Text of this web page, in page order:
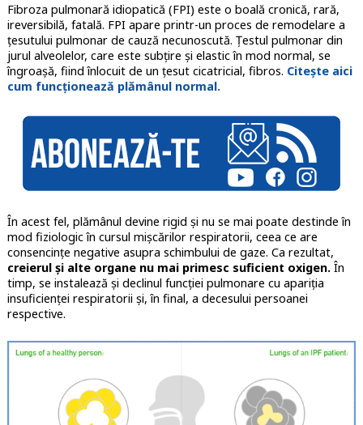
Fibroza pulmonară idiopatică (FPI) este o boală cronică, rară,
ireversibilă, fatală. FPI apare printr-un proces de remodelare a
țesutului pulmonar de cauză necunoscută. Țestul pulmonar din
jurul alveolelor, care este subțire și elastic în mod normal, se
îngroașă, fiind înlocuit de un țesut cicatricial, fibros. Citește aici
cum funcționează plămânul normal.
În acest fel, plămânul devine rigid și nu se mai poate destinde în
mod fiziologic în cursul mișcărilor respiratorii, ceea ce are
consencințe negative asupra schimbului de gaze. Ca rezultat,
creierul și alte organe nu mai primesc suficient oxigen.În
timp, se instalează și declinul funcției pulmonare cu apariția
insuficienței respiratorii și, în final, a decesului persoanei
respective.